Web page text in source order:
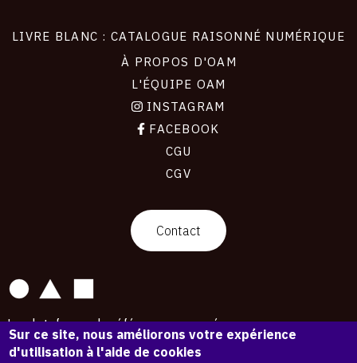
LIVRE BLANC : CATALOGUE RAISONNÉ NUMÉRIQUE
À PROPOS D'OAM
L'ÉQUIPE OAM
INSTAGRAM
FACEBOOK
CGU
CGV
Contact
La plateforme de référence pour créer,
conserver et promouvoir l'Histoire de l'Art.
Des catalogues raisonnés aux archives
Sur ce site, nous améliorons votre expérience
d'utilisation à l'aide de cookies